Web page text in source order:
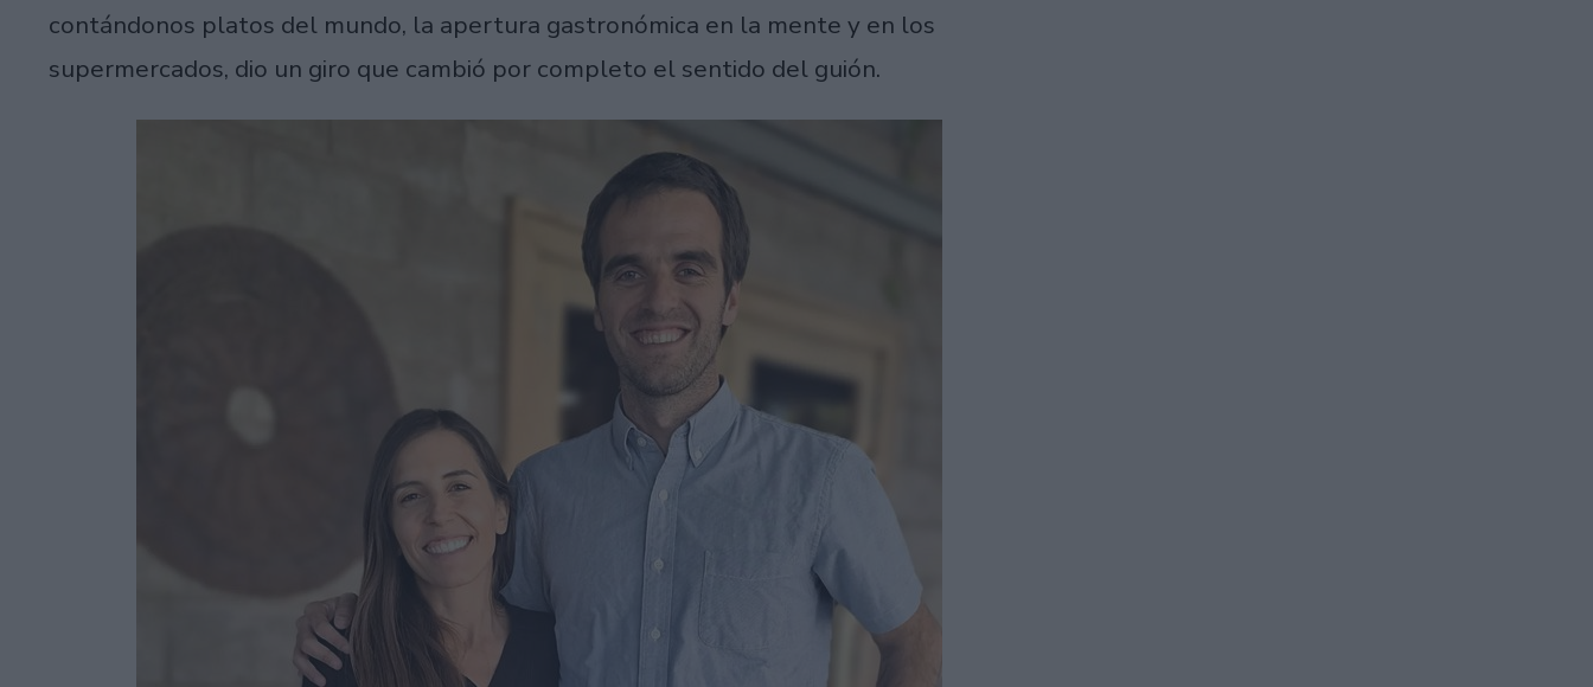
contándonos platos del mundo, la apertura gastronómica en la mente y en los
supermercados, dio un giro que cambió por completo el sentido del guión.